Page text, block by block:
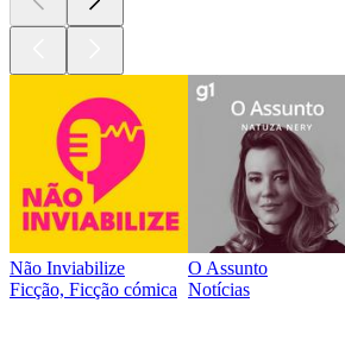
Não Inviabilize
Ficção, Ficção cómica
O Assunto
Notícias